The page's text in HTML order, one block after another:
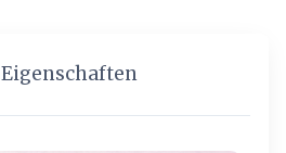
Eigenschaften